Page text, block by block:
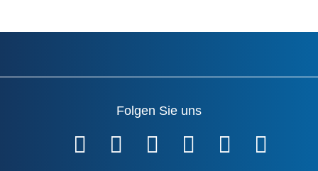
Folgen Sie uns